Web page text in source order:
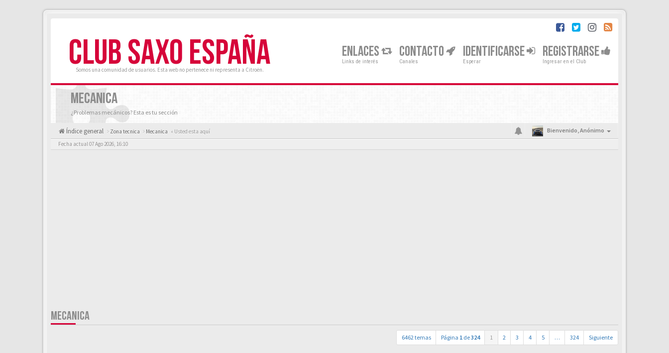
CLUB SAXO ESPAÑA
Somos una comunidad de usuarios. Esta web no pertenece ni representa a Citroën.
ENLACES
Links de interés
CONTACTO
Canales
IDENTIFICARSE
Esperar
REGISTRARSE
Ingresar en el Club
MECANICA
¿Problemas mecánicos? Esta es tu sección
Índice general Zona tecnica Mecanica « Usted esta aquí Bienvenido,Anónimo
Fecha actual 07 Ago 2026, 16:10
MECANICA
6462 temas Página 1 de324 1 2 3 4 5 … 324 Siguiente